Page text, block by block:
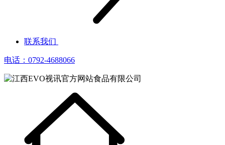
联系我们
电话：0792-4688066